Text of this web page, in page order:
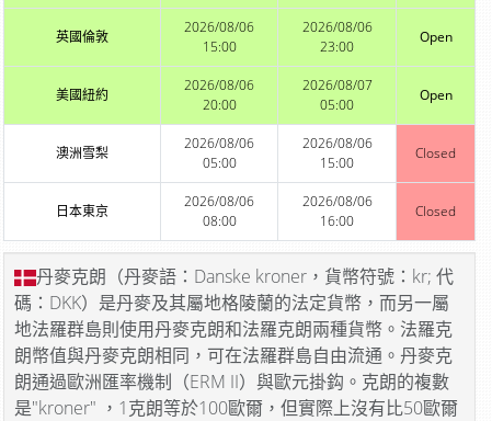
英國倫敦
2026/08/06
15:00
2026/08/06
23:00
Open
美國紐約
2026/08/06
20:00
2026/08/07
05:00
Open
澳洲雪梨
2026/08/06
05:00
2026/08/06
15:00
Closed
日本東京
2026/08/06
08:00
2026/08/06
16:00
Closed
丹麥克朗（丹麥語：Danske kroner，貨幣符號：kr; 代
碼：DKK）是丹麥及其屬地格陵蘭的法定貨幣，而另一屬
地法羅群島則使用丹麥克朗和法羅克朗兩種貨幣。法羅克
朗幣值與丹麥克朗相同，可在法羅群島自由流通。丹麥克
朗通過歐洲匯率機制（ERM II）與歐元掛鈎。克朗的複數
是"kroner" ，1克朗等於100歐爾，但實際上沒有比50歐爾